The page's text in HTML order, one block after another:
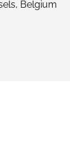
Belgium